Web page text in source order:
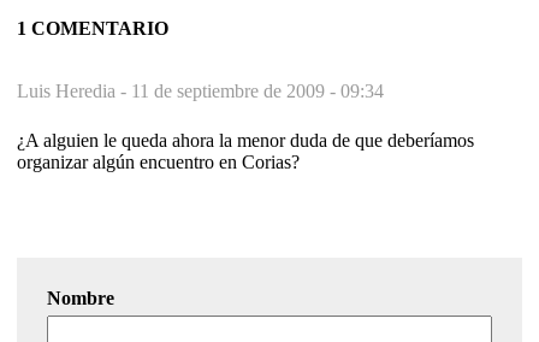
1 COMENTARIO
Luis Heredia - 11 de septiembre de 2009 - 09:34
¿A alguien le queda ahora la menor duda de que deberíamos
organizar algún encuentro en Corias?
Nombre